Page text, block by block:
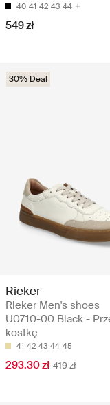
40 41 42 43 44
549 zł
30% Deal
Rieker
Rieker Men's shoes
U0710-00 Black -
kostkę
41 42 43 44 45
293.30 zł 419 zł